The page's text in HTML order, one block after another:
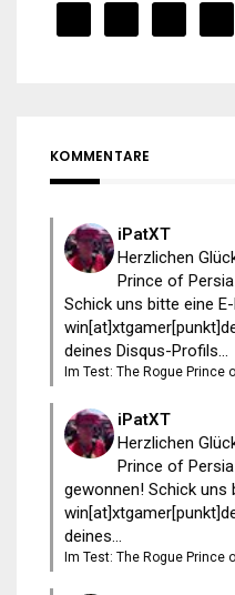
KOMMENTARE
iPatXT
Herzlichen
Prince of
Schick uns bitte eine
deines Disqus-Profils...
Im Test: The Rogue Prince
iPatXT
Herzlichen
Prince of
gewonnen! Schick uns
deines...
Im Test: The Rogue Prince